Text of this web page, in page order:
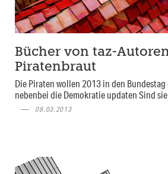
Bücher von taz-
Piratenbraut
Die Piraten wollen 2013 in den
nebenbei die Demokratie updaten Sind
08.03.2013